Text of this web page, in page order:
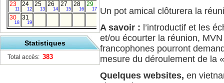
23
11
24
12
25
13
26
14
27
15
28
16
29
17
30
18
31
19
Statistiques
Total accès: 383
Un pot amical clôturera la
A savoir : l’introductif et les
et/ou écourter la réunion,
francophones pourront
mesure du déroulement de la
Quelques websites, en